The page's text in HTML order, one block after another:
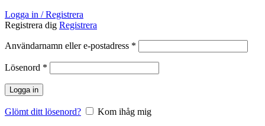
Logga in / Registrera
Registrera dig Registrera
Användarnamn eller e-postadress *
Lösenord *
Logga in
Glömt ditt lösenord?
Kom ihåg mig